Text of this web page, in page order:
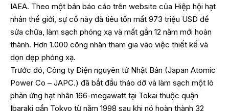
IAEA. Theo một bản báo cáo trên website của Hiệp hội hạt
nhân thế giới, sự cố này đã tiêu tốn mất 973 triệu USD để
sửa chữa, làm sạch phóng xạ và mất gần 12 năm mới hoàn
thành. Hơn 1.000 công nhân tham gia vào việc thiết kế và
dọn dẹp phóng xạ.
Trước đó, Công ty Điện nguyên tử Nhật Bản (Japan Atomic
Power Co – JAPC.) đã bắt đầu tháo dỡ và làm sạch một lò
phản ứng hạt nhân 166-megawatt tại Tokai thuộc quận
Ibaraki gần Tokyo từ năm 1998 sau khi nó hoàn thành 32